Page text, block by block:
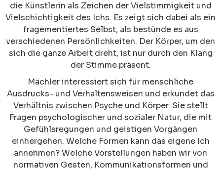
die Künstlerin als Zeichen der Vielstimmigkeit und
Vielschichtigkeit des Ichs. Es zeigt sich dabei als ein
fragementiertes Selbst, als bestünde es aus
verschiedenen Persönlichkeiten. Der Körper, um den
sich die ganze Arbeit dreht, ist nur durch den Klang
der Stimme präsent.
Mächler interessiert sich für menschliche
Ausdrucks- und Verhaltensweisen und erkundet das
Verhältnis zwischen Psyche und Körper. Sie stellt
Fragen psychologischer und sozialer Natur, die mit
Gefühlsregungen und geistigen Vorgängen
einhergehen. Welche Formen kann das eigene Ich
annehmen? Welche Vorstellungen haben wir von
normativen Gesten, Kommunikationsformen und